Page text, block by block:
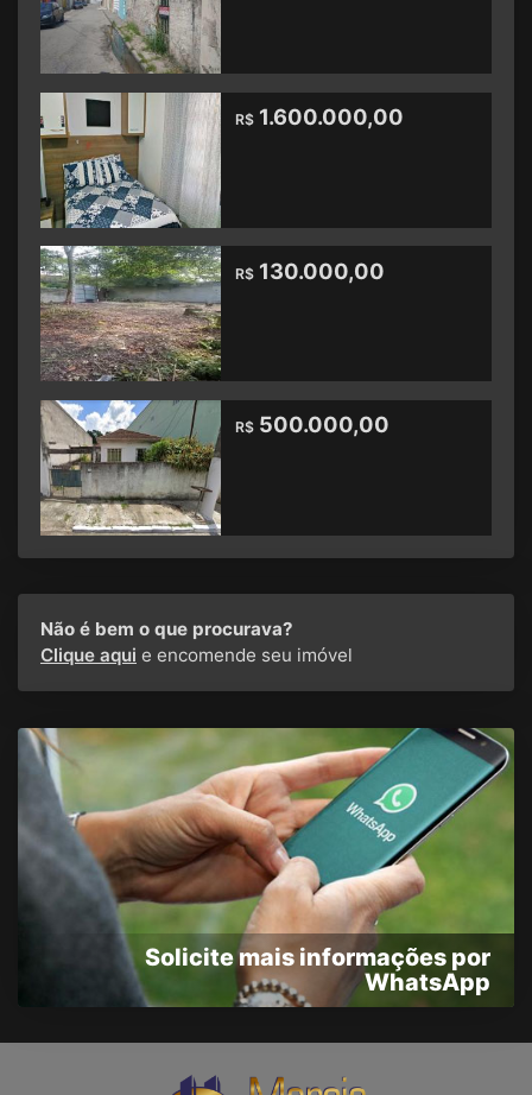
R$ 1.600.000,00
R$ 130.000,00
R$ 500.000,00
Não é bem o que procurava?
Clique aqui e encomende seu imóvel
Solicite mais informações por
WhatsApp